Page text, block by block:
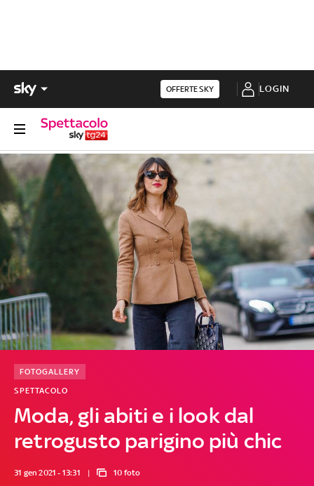
OFFERTE SKY LOGIN
Moda, gli abiti e i look dal
retrogusto parigino più chic
SPETTACOLO
FOTOGALLERY
31 gen 2021 - 13:31 10 foto